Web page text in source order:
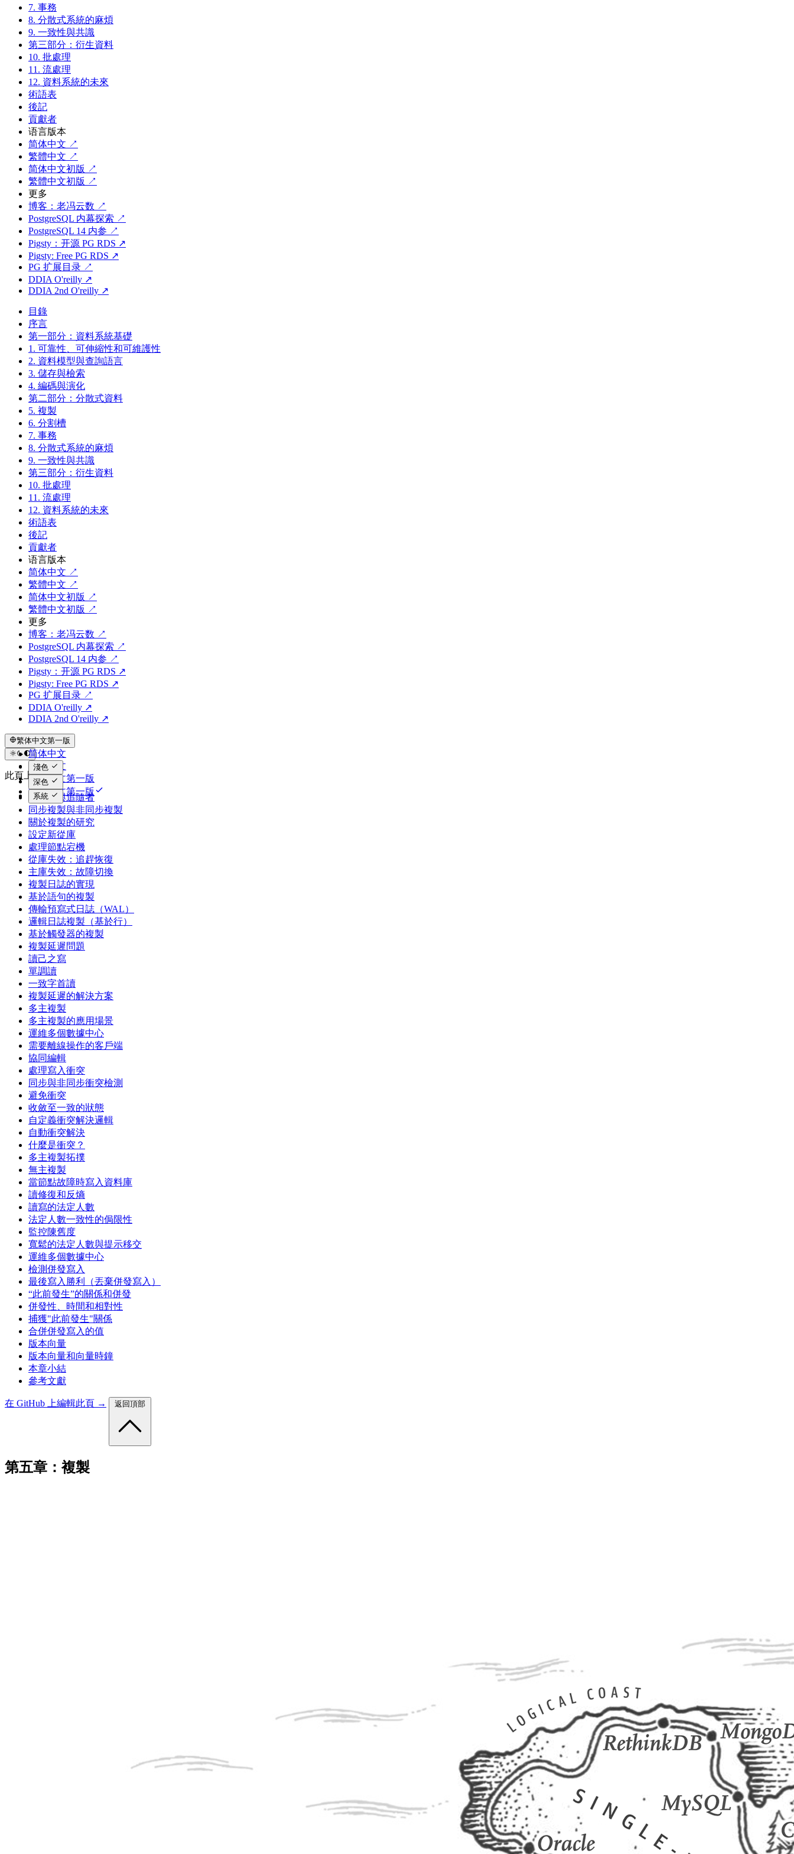
7. 事務
8. 分散式系統的麻煩
9. 一致性與共識
第三部分：衍生資料
10. 批處理
11. 流處理
12. 資料系統的未來
術語表
後記
貢獻者
语言版本
简体中文 ↗
繁體中文 ↗
简体中文初版 ↗
繁體中文初版 ↗
更多
博客：老冯云数 ↗
PostgreSQL 内幕探索 ↗
PostgreSQL 14 内参 ↗
Pigsty：开源 PG RDS ↗
Pigsty: Free PG RDS ↗
PG 扩展目录 ↗
DDIA O'reilly ↗
DDIA 2nd O'reilly ↗
目錄
序言
第一部分：資料系統基礎
1. 可靠性、可伸縮性和可維護性
2. 資料模型與查詢語言
3. 儲存與檢索
4. 編碼與演化
第二部分：分散式資料
5. 複製
6. 分割槽
7. 事務
8. 分散式系統的麻煩
9. 一致性與共識
第三部分：衍生資料
10. 批處理
11. 流處理
12. 資料系統的未來
術語表
後記
貢獻者
语言版本
简体中文 ↗
繁體中文 ↗
简体中文初版 ↗
繁體中文初版 ↗
更多
博客：老冯云数 ↗
PostgreSQL 内幕探索 ↗
PostgreSQL 14 内参 ↗
Pigsty：开源 PG RDS ↗
Pigsty: Free PG RDS ↗
PG 扩展目录 ↗
DDIA O'reilly ↗
DDIA 2nd O'reilly ↗
繁体中文第一版
简体中文
繁体中文
简体中文第一版
繁体中文第一版
淺色
深色
系統
此頁上
領導者與追隨者
同步複製與非同步複製
關於複製的研究
設定新從庫
處理節點宕機
從庫失效：追趕恢復
主庫失效：故障切換
複製日誌的實現
基於語句的複製
傳輸預寫式日誌（WAL）
邏輯日誌複製（基於行）
基於觸發器的複製
複製延遲問題
讀己之寫
單調讀
一致字首讀
複製延遲的解決方案
多主複製
多主複製的應用場景
運維多個數據中心
需要離線操作的客戶端
協同編輯
處理寫入衝突
同步與非同步衝突檢測
避免衝突
收斂至一致的狀態
自定義衝突解決邏輯
自動衝突解決
什麼是衝突？
多主複製拓撲
無主複製
當節點故障時寫入資料庫
讀修復和反熵
讀寫的法定人數
法定人數一致性的侷限性
監控陳舊度
寬鬆的法定人數與提示移交
運維多個數據中心
檢測併發寫入
最後寫入勝利（丟棄併發寫入）
“此前發生”的關係和併發
併發性、時間和相對性
捕獲"此前發生"關係
合併併發寫入的值
版本向量
版本向量和向量時鐘
本章小結
參考文獻
在 GitHub 上編輯此頁 → 返回頂部
第五章：複製